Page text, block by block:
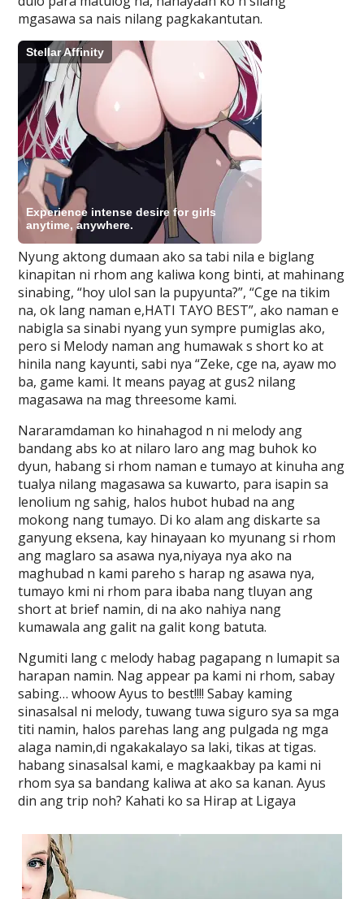
mgasawa sa nais nilang pagkakantutan.
Nyung aktong dumaan ako sa tabi nila e biglang
kinapitan ni rhom ang kaliwa kong binti, at mahinang
sinabing, “hoy ulol san la pupyunta?”, “Cge na tikim
na, ok lang naman e,HATI TAYO BEST”, ako naman e
nabigla sa sinabi nyang yun sympre pumiglas ako,
pero si Melody naman ang humawak s short ko at
hinila nang kayunti, sabi nya “Zeke, cge na, ayaw mo
ba, game kami. It means payag at gus2 nilang
magasawa na mag threesome kami.
Nararamdaman ko hinahagod n ni melody ang
bandang abs ko at nilaro laro ang mag buhok ko
dyun, habang si rhom naman e tumayo at kinuha ang
tualya nilang magasawa sa kuwarto, para isapin sa
lenolium ng sahig, halos hubot hubad na ang
mokong nang tumayo. Di ko alam ang diskarte sa
ganyung eksena, kay hinayaan ko myunang si rhom
ang maglaro sa asawa nya,niyaya nya ako na
maghubad n kami pareho s harap ng asawa nya,
tumayo kmi ni rhom para ibaba nang tluyan ang
short at brief namin, di na ako nahiya nang
kumawala ang galit na galit kong batuta.
Ngumiti lang c melody habag pagapang n lumapit sa
harapan namin. Nag appear pa kami ni rhom, sabay
sabing… whoow Ayus to best!!!! Sabay kaming
sinasalsal ni melody, tuwang tuwa siguro sya sa mga
titi namin, halos parehas lang ang pulgada ng mga
alaga namin,di ngakakalayo sa laki, tikas at tigas.
habang sinasalsal kami, e magkaakbay pa kami ni
rhom sya sa bandang kaliwa at ako sa kanan. Ayus
din ang trip noh? Kahati ko sa Hirap at Ligaya